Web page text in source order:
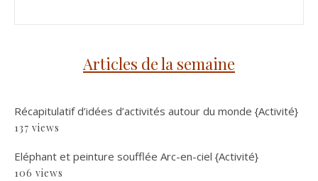
Articles de la semaine
Récapitulatif d’idées d’activités autour du monde {Activité}
137 views
Eléphant et peinture soufflée Arc-en-ciel {Activité}
106 views